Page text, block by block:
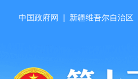
中国政府网 | 新疆维吾尔自治区